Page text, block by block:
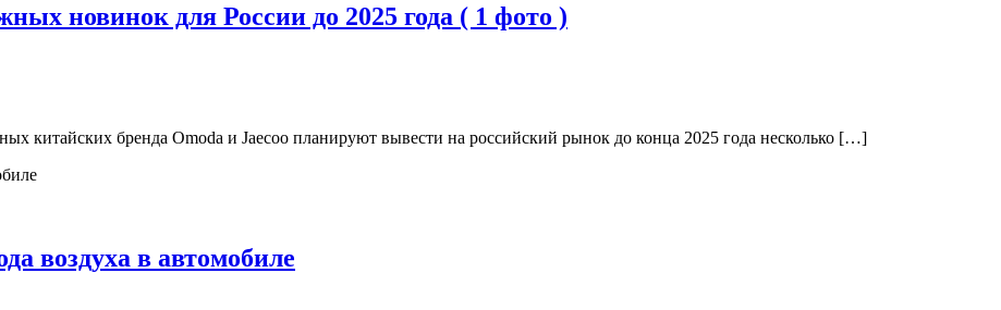
новинок для России до 2025 года ( 1 фото )
китайских бренда Omoda и Jaecoo планируют вывести на российский рынок до конца 2025 года несколько […]
воздуха в автомобиле